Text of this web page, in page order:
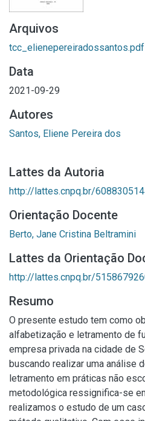
Arquivos
tcc_elienepereiradossantos.pdf
Data
2021-09-29
Autores
Santos, Eliene Pereira dos
Lattes da Autoria
http://lattes.cnpq.br/
Orientação Docente
Berto, Jane Cristina Beltramini
Lattes da Orientação
http://lattes.cnpq.br/
Resumo
O presente estudo tem como
alfabetização e letramento de
empresa privada na cidade de
buscando realizar uma análise
letramento em práticas não
metodológica ressignifica-se
realizamos o estudo de um